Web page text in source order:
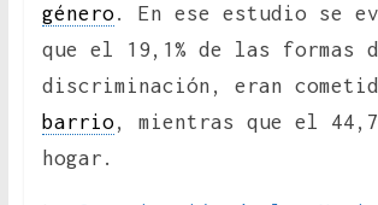
género. En ese estudio se
que el 19,1% de las formas
discriminación, eran
barrio, mientras que el
hogar.